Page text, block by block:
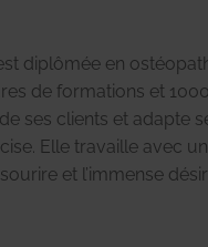
diplômée en
de formations et
ses clients et adapte
Elle travaille avec
et l’immense